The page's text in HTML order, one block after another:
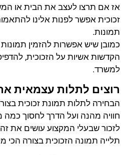
אז אם תרצו לעצב את הבית או
זכוכית אפשר לפנות אלינו
תמונות.
כמובן שיש אפשרות להזמין תמונות
הקדשות אשיות על הזכוכית,
למשרד.
רוצים לתלות עצמאית
הבחירה לתלות תמונת זכוכית
חוויה מהנה ועל הדרך לחסוך
לזכור שבעלי המקצוע עושים את
תלייה תמונה הזכוכית בצורה הכי